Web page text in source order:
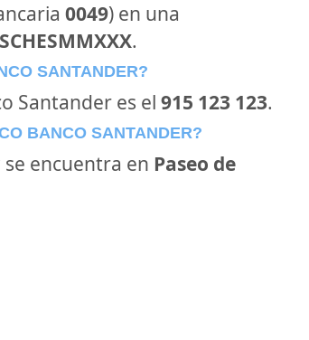
0049) en una
.
SANTANDER?
Santander es el 915 123 123.
BANCO SANTANDER?
se encuentra en Paseo de